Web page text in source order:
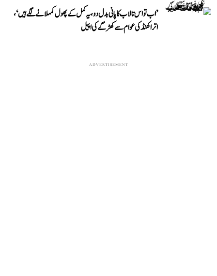
’اب تو اس تالاب کا پانی بدل دو، یہ کمل کے پھول کمہلانے لگے ہیں‘،
اتراکھنڈ کی عوام سے کھڑگے کی اپیل
ADVERTISEMENT